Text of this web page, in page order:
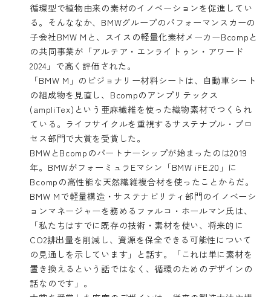
循環型で植物由来の素材のイノベーションを促進してい
る。そんななか、BMWグループのパフォーマンスカーの
子会社BMW M と、スイスの軽量化素材メーカーBcompと
の共同事業が 「アルテア・エンライトゥン・アワード
2024」 で高く評価された。
「BMW M」のビジョナリー材料シートは、自動車シート
の組成物を見直し、Bcompのアンプリテックス
(ampliTex) という亜麻繊維を使った織物素材でつくられ
ている。ライフサイクルを重視するサステナブル・プロ
セス部門で大賞を受賞した。
BMWとBcompのパートナーシップが始まったのは2019
年。BMWがフォーミュラEマシン「BMW iFE.20」に
Bcompの高性能な天然繊維複合材を使ったことからだ。
BMW Mで軽量構造・サステナビリティ部門のイノベーシ
ョンマネージャーを務めるファルコ・ホールマン氏は、
「私たちはすでに既存の技術・素材を使い、将来的に
CO2排出量を削減し、資源を保全できる可能性について
の見通しを示しています」と話す。「これは単に素材を
置き換えるという話ではなく、循環のためのデザインの
話なのです」。